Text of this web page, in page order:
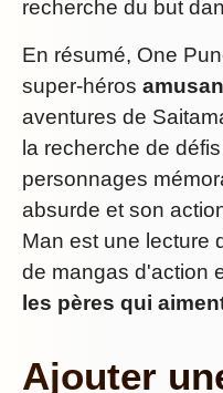
recherche du but
En résumé, One
super-héros
aventures de
la recherche de
personnages
absurde et son
Man est une lecture
de mangas d'action
les pères qui
Ajouter